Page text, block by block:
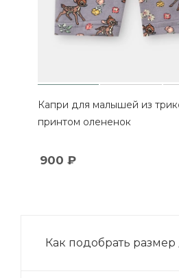
Капри для малышей из
принтом олененок
900 ₽
Как подобрать